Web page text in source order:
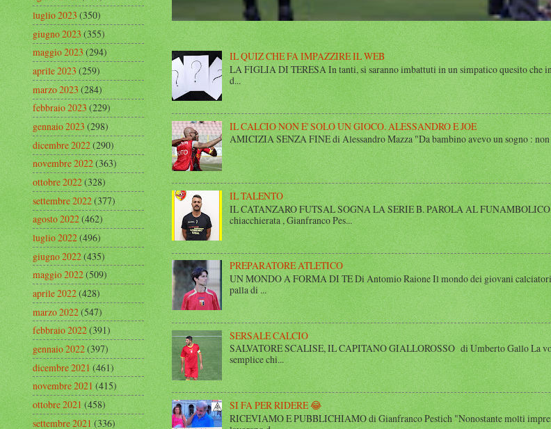
IL QUIZ CHE FA IMPAZZIRE IL WEB
LA FIGLIA DI TERESA In tanti, si saranno imbattuti in un simpatico quesito che
d...
IL CALCIO NON E' SOLO UN GIOCO. ALESSANDRO E JOE
AMICIZIA SENZA FINE di Alessandro Mazza "Da bambino avevo un sogno : non
IL TALENTO
IL CATANZARO FUTSAL SOGNA LA SERIE B. PAROLA AL FUNAMBOLICO
chiacchierata , Gianfranco Pes...
PREPARATORE ATLETICO
UN MONDO A FORMA DI TE Di Antomio Raione Il mondo dei giovani
palla di ...
SERSALE CALCIO
SALVATORE SCALISE, IL CAPITANO GIALLOROSSO di Umberto Gallo La
semplice chi...
SI FA PER RIDERE 😂
RICEVIAMO E PUBBLICHIAMO di Gianfranco Pestich "Nonostante molti
luglio 2023(350)
giugno 2023(355)
maggio 2023(294)
aprile 2023(259)
marzo 2023(284)
febbraio 2023(229)
gennaio 2023(298)
dicembre 2022(290)
novembre 2022(363)
ottobre 2022(328)
settembre 2022(377)
agosto 2022(462)
luglio 2022(496)
giugno 2022(435)
maggio 2022(509)
aprile 2022(428)
marzo 2022(547)
febbraio 2022(391)
gennaio 2022(397)
dicembre 2021(461)
novembre 2021(415)
ottobre 2021(458)
settembre 2021(336)